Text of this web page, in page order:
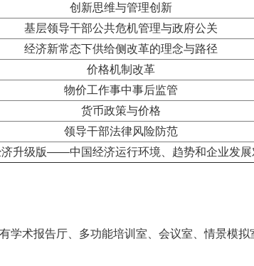
创新思维与管理创新
基层领导干部公共危机管理与政府公关
经济新常态下供给侧改革的理念与路径
价格机制改革
物价工作事中事后监管
货币政策与价格
领导干部法律风险防范
升级版——中国经济运行环境、趋势和企业发展
学术报告厅、多功能培训室、会议室、情景模